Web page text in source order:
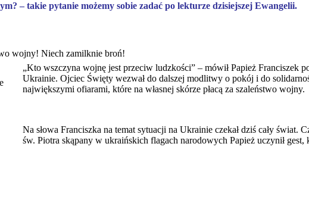
– takie pytanie możemy sobie zadać po lekturze dzisiejszej Ewangelii.
wojny! Niech zamilknie broń!
„Kto wszczyna wojnę jest przeciw ludzkości” – mówił Papież Franciszek
Ukrainie. Ojciec Święty wezwał do dalszej modlitwy o pokój i do
największymi ofiarami, które na własnej skórze płacą za szaleństwo wojny.
Na słowa Franciszka na temat sytuacji na Ukrainie czekał dziś cały
św. Piotra skąpany w ukraińskich flagach narodowych Papież uczynił